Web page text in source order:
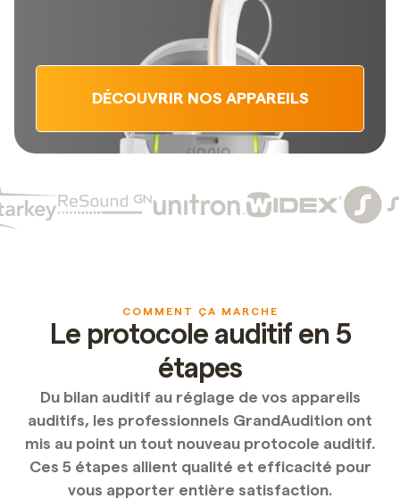
DÉCOUVRIR NOS APPAREILS
COMMENT ÇA MARCHE
Le protocole auditif en 5
étapes
Du bilan auditif au réglage de vos appareils
auditifs, les professionnels GrandAudition ont
mis au point un tout nouveau protocole auditif.
Ces 5 étapes allient qualité et efficacité pour
vous apporter entière satisfaction.